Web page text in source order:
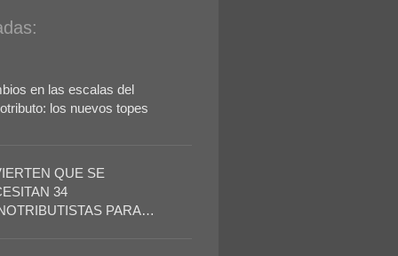
en las escalas del
los nuevos topes
QUE SE
34
PARA